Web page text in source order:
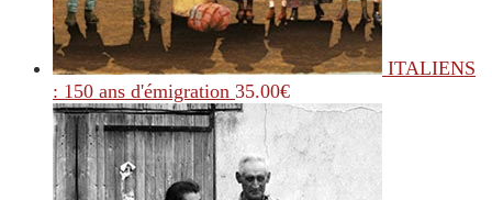
ITALIENS
: 150 ans d'émigration 35.00€